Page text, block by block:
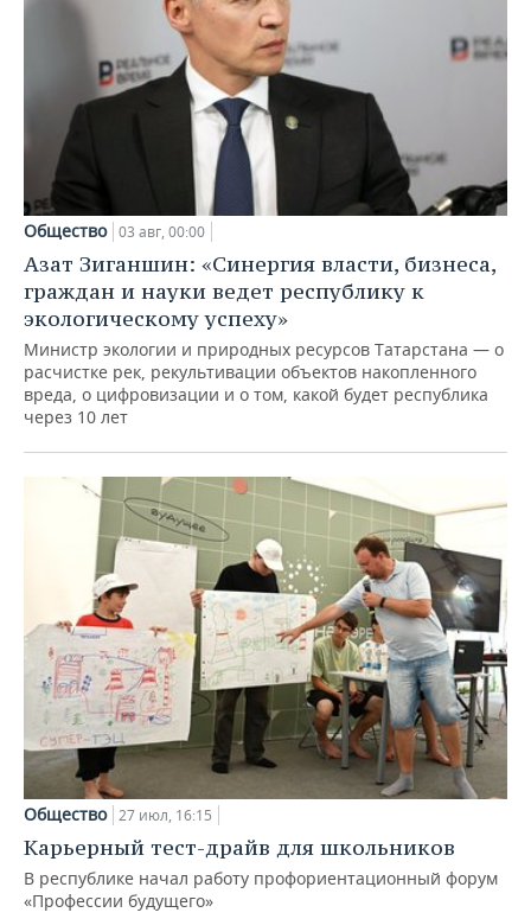
Общество 03 авг, 00:00
Азат Зиганшин: «Синергия власти, бизнеса,
граждан и науки ведет республику к
экологическому успеху»
Министр экологии и природных ресурсов Татарстана — о
расчистке рек, рекультивации объектов накопленного
вреда, о цифровизации и о том, какой будет республика
через 10 лет
Общество 27 июл, 16:15
Карьерный тест-драйв для школьников
В республике начал работу профориентационный форум
«Профессии будущего»